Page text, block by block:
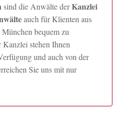
sind die Anwälte derKanzlei
auch für Klienten aus
bequem zu
stehen Ihnen
und auch von der
Sie uns mit nur